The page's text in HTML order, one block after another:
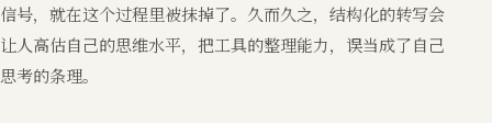
信号，就在这个过程里被抹掉了。久而久之，结构化的转写会
让人高估自己的思维水平，把工具的整理能力，误当成了自己
思考的条理。